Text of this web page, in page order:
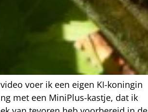
voer ik een eigen KI-koningin
met een MiniPlus-kastje, dat ik